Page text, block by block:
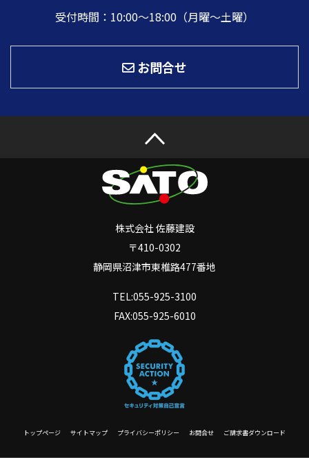
受付時間：10:00〜18:00（月曜～土曜）
お問合せ
株式会社 佐藤建設
〒410-0302
静岡県沼津市東椎路477番地
TEL:055-925-3100
FAX:055-925-6010
トップページ サイトマップ プライバシーポリシー お問合せ ご請求書ダウンロード